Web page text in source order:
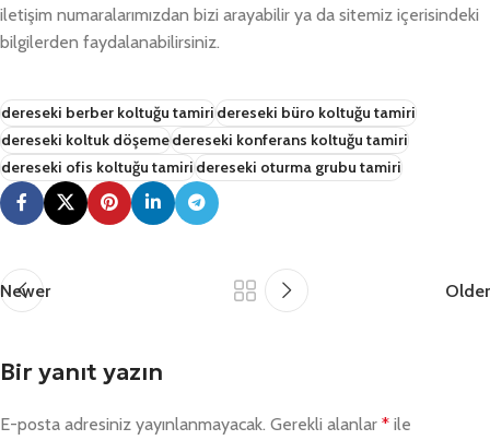
iletişim numaralarımızdan bizi arayabilir ya da sitemiz içerisindeki
bilgilerden faydalanabilirsiniz.
dereseki berber koltuğu tamiridereseki büro koltuğu tamiri
dereseki koltuk döşemedereseki konferans koltuğu tamiri
dereseki ofis koltuğu tamiridereseki oturma grubu tamiri
Newer Older
Bir yanıt yazın
E-posta adresiniz yayınlanmayacak. Gerekli alanlar * ile